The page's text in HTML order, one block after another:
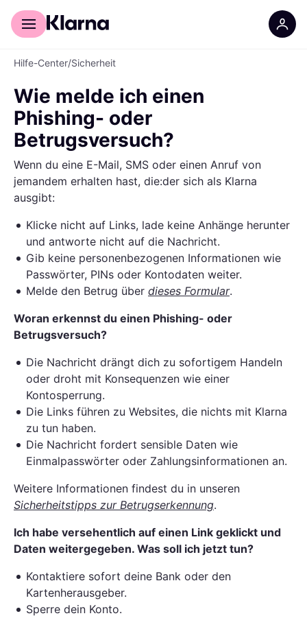
Für Shopper
Hilfe-Center/Sicherheit
Wie melde ich einen
Phishing- oder
Betrugsversuch?
Wenn du eine E-Mail, SMS oder einen Anruf von
jemandem erhalten hast, die:der sich als Klarna
ausgibt:
Klicke nicht auf Links, lade keine Anhänge herunter
und antworte nicht auf die Nachricht.
Gib keine personenbezogenen Informationen wie
Passwörter, PINs oder Kontodaten weiter.
Melde den Betrug über dieses Formular.
Woran erkennst du einen Phishing- oder
Betrugsversuch?
Die Nachricht drängt dich zu sofortigem Handeln
oder droht mit Konsequenzen wie einer
Kontosperrung.
Die Links führen zu Websites, die nichts mit Klarna
zu tun haben.
Die Nachricht fordert sensible Daten wie
Einmalpasswörter oder Zahlungsinformationen an.
Weitere Informationen findest du in unseren
Sicherheitstipps zur Betrugserkennung.
Ich habe versehentlich auf einen Link geklickt und
Daten weitergegeben. Was soll ich jetzt tun?
Kontaktiere sofort deine Bank oder den
Kartenherausgeber.
Sperre dein Konto.